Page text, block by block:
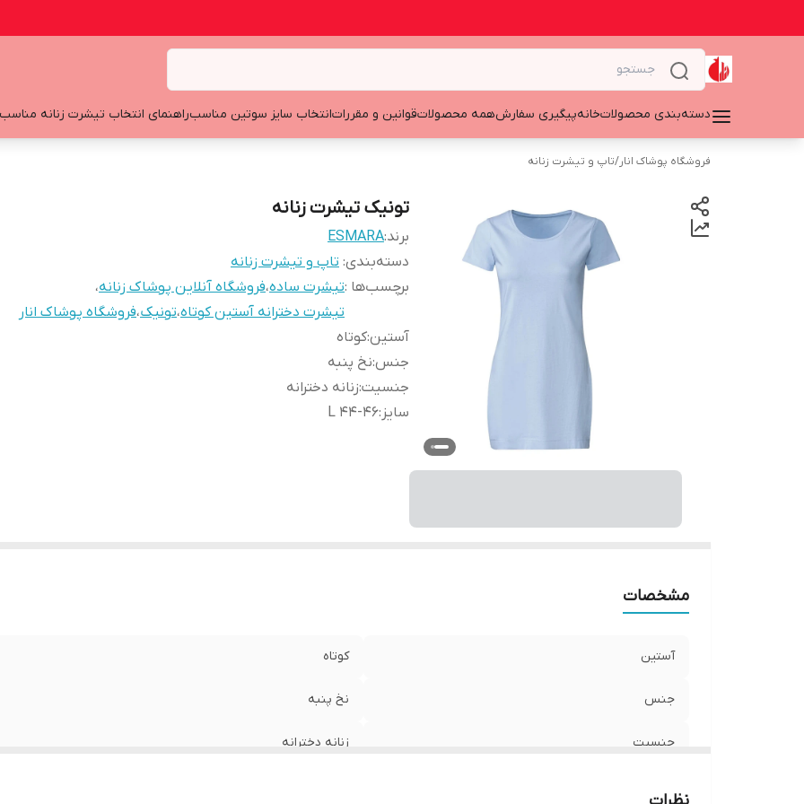
دسته‌بندی محصولاتخانهپیگیری سفارشهمه محصولاتقوانین و مقرراتانتخاب سایز سوتین مناسبراهنمای انتخاب تیشرت زنانه مناسب
فروشگاه پوشاک انار/تاپ و تیشرت زنانه
تونیک تیشرت زنانه
برند:ESMARA
دسته‌بندی: تاپ و تیشرت زنانه
برچسب‌ها :تیشرت ساده،فروشگاه آنلاین پوشاک زنانه،
تیشرت دخترانه آستین کوتاه،تونیک،فروشگاه پوشاک انار
آستین:کوتاه
جنس:نخ پنبه
جنسیت:زنانه دخترانه
سایز :
L 44-46
مشخصات
آستین کوتاه
جنس نخ پنبه
جنسیت زنانه دخترانه